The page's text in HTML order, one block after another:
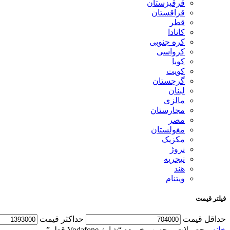
قرقیزستان
قزاقستان
قطر
کانادا
کره جنوبی
کرواسی
کوبا
کویت
گرجستان
لبنان
مالزی
مجارستان
مصر
مغولستان
مکزیک
نروژ
نیجریه
هند
ویتنام
فیلتر قیمت
حداقل قیمت
حداكثر قيمت